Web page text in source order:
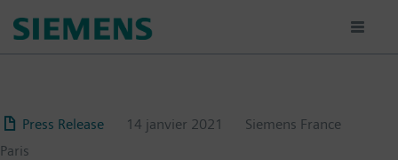
au
Press Release 14 janvier 2021
Siemens France
Paris